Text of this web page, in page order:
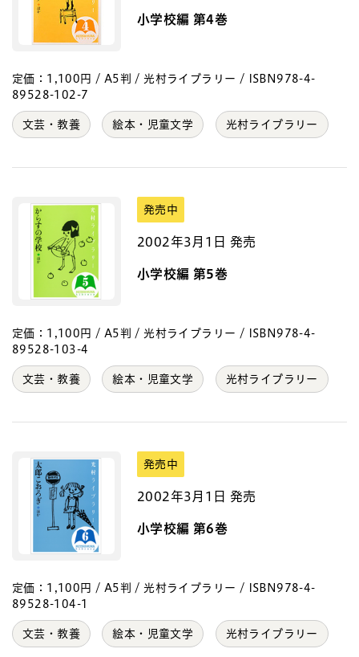
小学校編 第4巻
定価：1,100円 / A5判 / 光村ライブラリー / ISBN978-4-
89528-102-7
文芸・教養 絵本・児童文学 光村ライブラリー
発売中
2002年3月1日 発売
小学校編 第5巻
定価：1,100円 / A5判 / 光村ライブラリー / ISBN978-4-
89528-103-4
文芸・教養 絵本・児童文学 光村ライブラリー
発売中
2002年3月1日 発売
小学校編 第6巻
定価：1,100円 / A5判 / 光村ライブラリー / ISBN978-4-
89528-104-1
文芸・教養 絵本・児童文学 光村ライブラリー